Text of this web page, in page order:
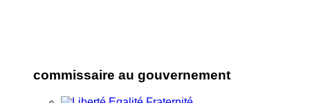
commissaire au gouvernement